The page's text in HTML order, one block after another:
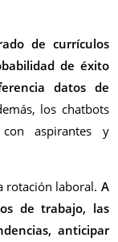
de currículos
de éxito
datos de
los chatbots
aspirantes y
rotación laboral. A
de trabajo, las
anticipar